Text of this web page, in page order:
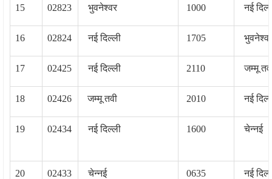
15 02823 भुवनेश्‍वर 1000 नई
16 02824 नई दिल्‍ली 1705
17 02425 नई दिल्‍ली 2110 जम्‍मू
18 02426 जम्‍मू तवी 2010 नई
19 02434 नई दिल्‍ली 1600 चेन्‍नई
20 02433 चेन्‍नई 0635 नई